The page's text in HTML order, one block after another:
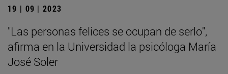
19 | 09 | 2023
"Las personas felices se ocupan de serlo",
afirma en la Universidad la psicóloga María
José Soler